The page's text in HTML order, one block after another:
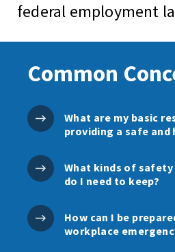
federal employment
Common
What are my basic
providing a safe
What kinds of
do I need to keep?
How can I be
workplace